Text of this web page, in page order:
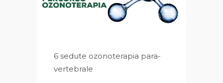
6 sedute ozonoterapia para-
vertebrale